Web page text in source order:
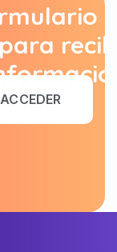
ACCEDER